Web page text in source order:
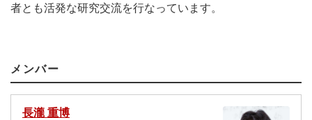
者とも活発な研究交流を行なっています。
メンバー
長瀧 重博